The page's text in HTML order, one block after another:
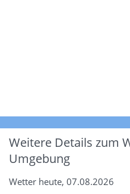
Weitere Details zum
Umgebung
Wetter heute, 07.08.2026